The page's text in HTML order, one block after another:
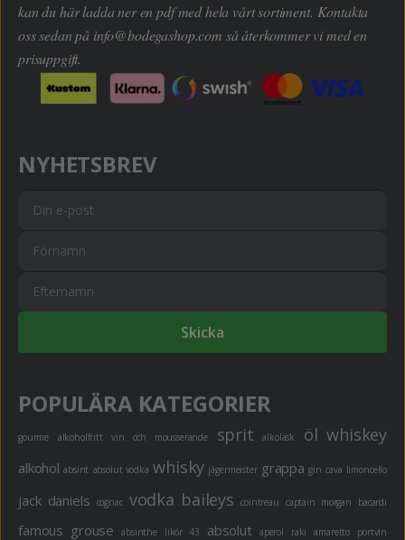
kan du här ladda ner en pdf med hela vårt sortiment. Kontakta
oss sedan på info@bodegashop.com så återkommer vi med en
prisuppgift.
NYHETSBREV
Skicka
POPULÄRA KATEGORIER
gourme alkoholfritt vin och mousserande sprit alkoläsk öl whiskey
alkohol absint absolut vodka whisky jägermeister grappa gin cava limoncello
jack daniels cognac vodka baileys cointreau captain morgan bacardi
famous grouse absinthe likör 43 absolut aperol raki amaretto portvin